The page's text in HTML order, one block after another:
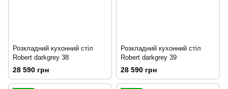
Розкладний кухонний стіл
Robert darkgrey 38
28 590 грн
Розкладний кухонний стіл
Robert darkgrey 39
28 590 грн